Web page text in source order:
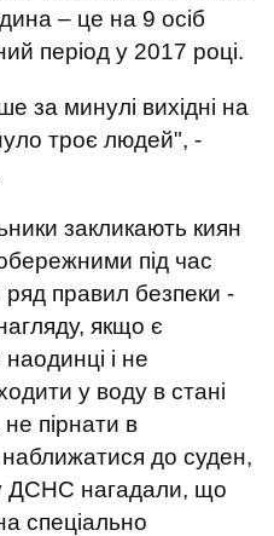
– це на 9 осіб
період у 2017 році.
за минулі вихідні на
троє людей", -
закликають киян
під час
ряд правил безпеки -
якщо є
і не
у воду в стані
пірнати в
до суден,
у ДСНС нагадали, що
спеціально